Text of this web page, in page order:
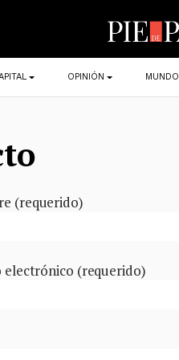
OPINIÓN MUNDO
(requerido)
electrónico (requerido)